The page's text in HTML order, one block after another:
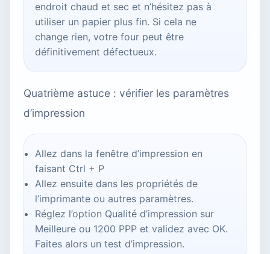
endroit chaud et sec et n’hésitez pas à
utiliser un papier plus fin. Si cela ne
change rien, votre four peut être
définitivement défectueux.
Quatrième astuce : vérifier les paramètres
d’impression
Allez dans la fenêtre d’impression en
faisant Ctrl + P
Allez ensuite dans les propriétés de
l’imprimante ou autres paramètres.
Réglez l’option Qualité d’impression sur
Meilleure ou 1200 PPP et validez avec OK.
Faites alors un test d’impression.